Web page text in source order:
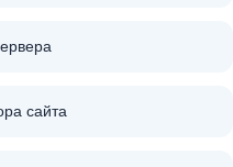
сайта